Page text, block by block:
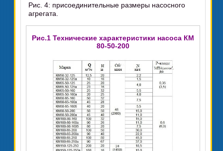
Рис. 4: присоединительные размеры насосного
агрегата.
Рис.1 Технические характеристики насоса КМ
80-50-200